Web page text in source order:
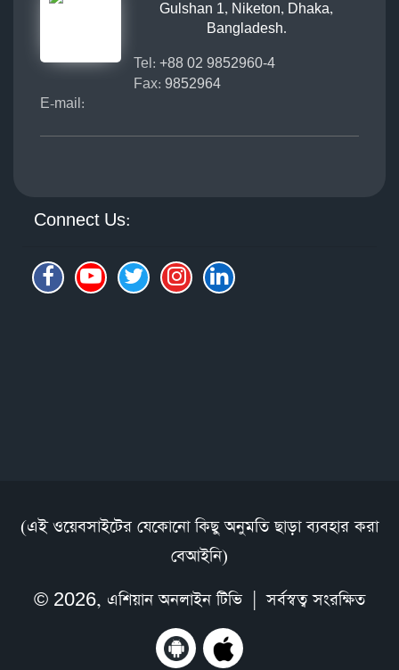
Gulshan 1, Niketon, Dhaka,
Bangladesh.
Tel: +88 02 9852960-4
Fax: 9852964
E-mail:
Connect Us:
(এই ওয়েবসাইটের যেকোনো কিছু অনুমতি ছাড়া ব্যবহার করা
বেআইনি)
© 2026, এশিয়ান অনলাইন টিভি| সর্বস্বত্ব সংরক্ষিত